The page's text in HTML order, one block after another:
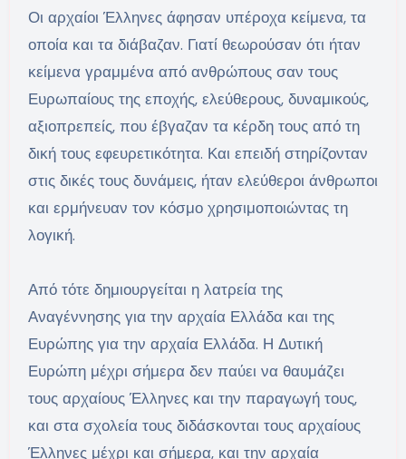
Οι αρχαίοι Έλληνες άφησαν υπέροχα κείμενα, τα
οποία και τα διάβαζαν. Γιατί θεωρούσαν ότι ήταν
κείμενα γραμμένα από ανθρώπους σαν τους
Ευρωπαίους της εποχής, ελεύθερους, δυναμικούς,
αξιοπρεπείς, που έβγαζαν τα κέρδη τους από τη
δική τους εφευρετικότητα. Και επειδή στηρίζονταν
στις δικές τους δυνάμεις, ήταν ελεύθεροι άνθρωποι
και ερμήνευαν τον κόσμο χρησιμοποιώντας τη
λογική.
Από τότε δημιουργείται η λατρεία της
Αναγέννησης για την αρχαία Ελλάδα και της
Ευρώπης για την αρχαία Ελλάδα. Η Δυτική
Ευρώπη μέχρι σήμερα δεν παύει να θαυμάζει
τους αρχαίους Έλληνες και την παραγωγή τους,
και στα σχολεία τους διδάσκονται τους αρχαίους
Έλληνες μέχρι και σήμερα, και την αρχαία